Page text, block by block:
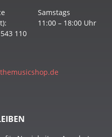
110
Samstags
11:00 – 18:00 Uhr